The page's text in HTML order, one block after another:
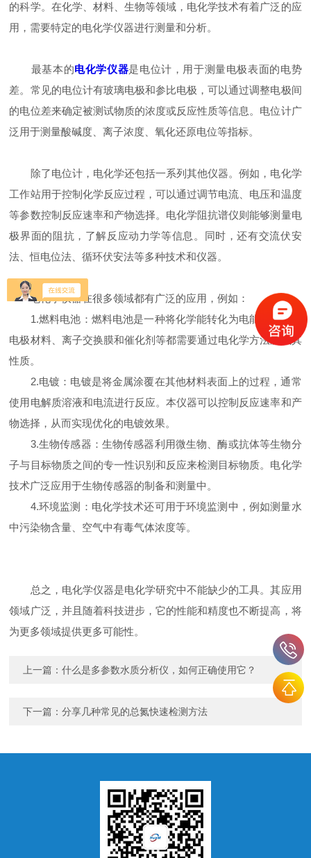
的科学。在化学、材料、生物等领域，电化学技术有着广泛的应
用，需要特定的电化学仪器进行测量和分析。
最基本的电化学仪器是电位计，用于测量电极表面的电势
差。常见的电位计有玻璃电极和参比电极，可以通过调整电极间
的电位差来确定被测试物质的浓度或反应性质等信息。电位计广
泛用于测量酸碱度、离子浓度、氧化还原电位等指标。
除了电位计，电化学还包括一系列其他仪器。例如，电化学
工作站用于控制化学反应过程，可以通过调节电流、电压和温度
等参数控制反应速率和产物选择。电化学阻抗谱仪则能够测量电
极界面的阻抗，了解反应动力学等信息。同时，还有交流伏安
法、恒电位法、循环伏安法等多种技术和仪器。
电化学仪器在很多领域都有广泛的应用，例如：
1.燃料电池：燃料电池是一种将化学能转化为电能的设备。
电极材料、离子交换膜和催化剂等都需要通过电化学方法测试其
性质。
2.电镀：电镀是将金属涂覆在其他材料表面上的过程，通常
使用电解质溶液和电流进行反应。本仪器可以控制反应速率和产
物选择，从而实现优化的电镀效果。
3.生物传感器：生物传感器利用微生物、酶或抗体等生物分
子与目标物质之间的专一性识别和反应来检测目标物质。电化学
技术广泛应用于生物传感器的制备和测量中。
4.环境监测：电化学技术还可用于环境监测中，例如测量水
中污染物含量、空气中有毒气体浓度等。
总之，电化学仪器是电化学研究中不能缺少的工具。其应用
领域广泛，并且随着科技进步，它的性能和精度也不断提高，将
为更多领域提供更多可能性。
上一篇：什么是多参数水质分析仪，如何正确使用它？
下一篇：分享几种常见的总氮快速检测方法